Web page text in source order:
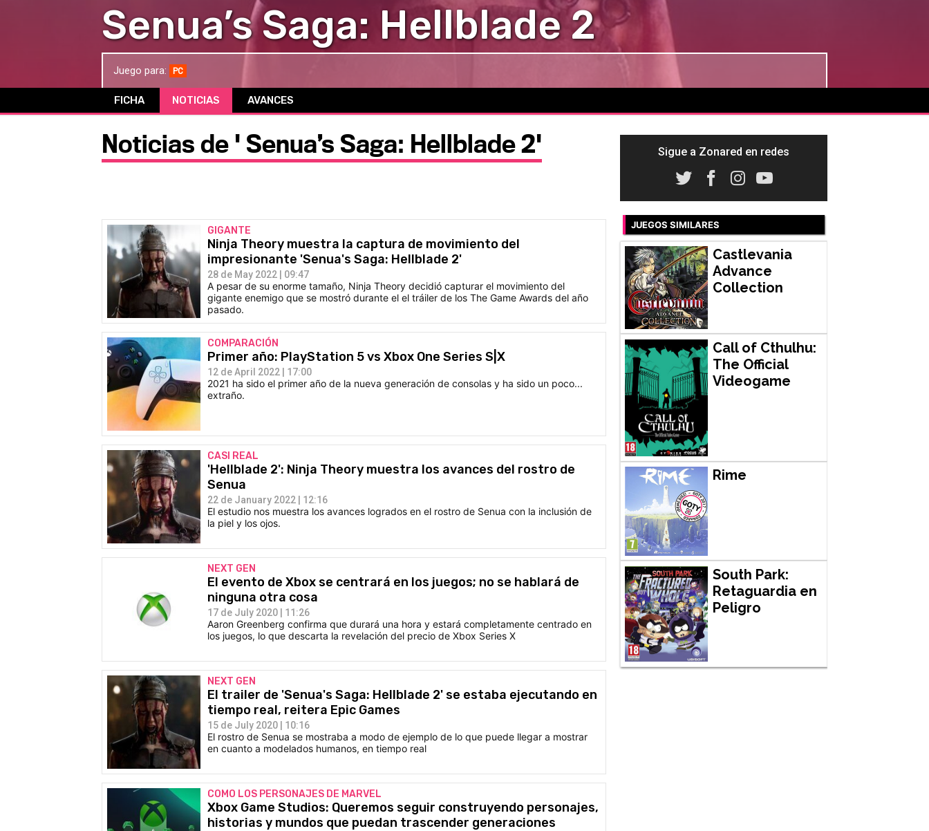
Senua’s Saga: Hellblade 2
Juego para: PC
FICHA NOTICIAS AVANCES
Noticias de ' Senua’s Saga: Hellblade 2'
GIGANTE
Ninja Theory muestra la captura de movimiento del
impresionante 'Senua's Saga: Hellblade 2'
28 de May 2022 | 09:47
A pesar de su enorme tamaño, Ninja Theory decidió capturar el movimiento del
gigante enemigo que se mostró durante el el tráiler de los The Game Awards del año
pasado.
COMPARACIÓN
Primer año: PlayStation 5 vs Xbox One Series S|X
12 de April 2022 | 17:00
2021 ha sido el primer año de la nueva generación de consolas y ha sido un poco...
extraño.
CASI REAL
'Hellblade 2': Ninja Theory muestra los avances del rostro de
Senua
22 de January 2022 | 12:16
El estudio nos muestra los avances logrados en el rostro de Senua con la inclusión de
la piel y los ojos.
NEXT GEN
El evento de Xbox se centrará en los juegos; no se hablará de
ninguna otra cosa
17 de July 2020 | 11:26
Aaron Greenberg confirma que durará una hora y estará completamente centrado en
los juegos, lo que descarta la revelación del precio de Xbox Series X
NEXT GEN
El trailer de 'Senua's Saga: Hellblade 2' se estaba ejecutando en
tiempo real, reitera Epic Games
15 de July 2020 | 10:16
El rostro de Senua se mostraba a modo de ejemplo de lo que puede llegar a mostrar
en cuanto a modelados humanos, en tiempo real
COMO LOS PERSONAJES DE MARVEL
Xbox Game Studios: Queremos seguir construyendo personajes,
historias y mundos que puedan trascender generaciones
Sigue a Zonared en redes
JUEGOS SIMILARES
Castlevania
Advance
Collection
Call of Cthulhu:
The Official
Videogame
Rime
South Park:
Retaguardia en
Peligro